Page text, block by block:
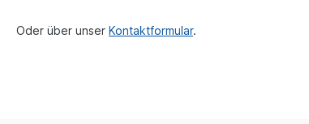
Oder über unser Kontaktformular.